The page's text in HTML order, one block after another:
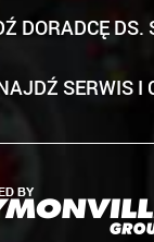
DORADCĘ DS.
SERWIS I